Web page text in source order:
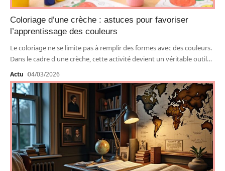
Coloriage d’une crèche : astuces pour favoriser
l’apprentissage des couleurs
Le coloriage ne se limite pas à remplir des formes avec des couleurs.
Dans le cadre d'une crèche, cette activité devient un véritable outil…
Actu 04/03/2026